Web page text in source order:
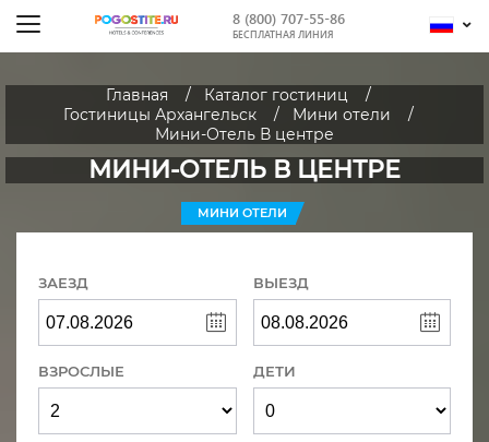
8 (800) 707-55-86
БЕСПЛАТНАЯ ЛИНИЯ
Главная
Каталог гостиниц
Гостиницы Архангельск
Мини отели
Мини-Отель В центре
МИНИ-ОТЕЛЬ В ЦЕНТРЕ
МИНИ ОТЕЛИ
ЗАЕЗД ВЫЕЗД
ВЗРОСЛЫЕ ДЕТИ